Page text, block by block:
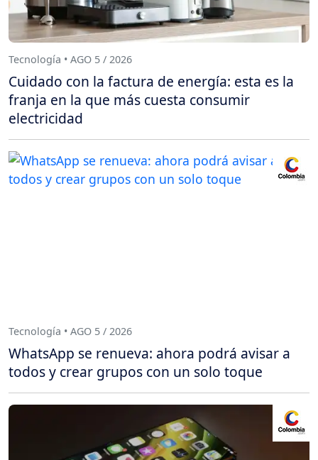
Tecnología • AGO 5 / 2026
Cuidado con la factura de energía: esta es la
franja en la que más cuesta consumir
electricidad
Tecnología • AGO 5 / 2026
WhatsApp se renueva: ahora podrá avisar a
todos y crear grupos con un solo toque